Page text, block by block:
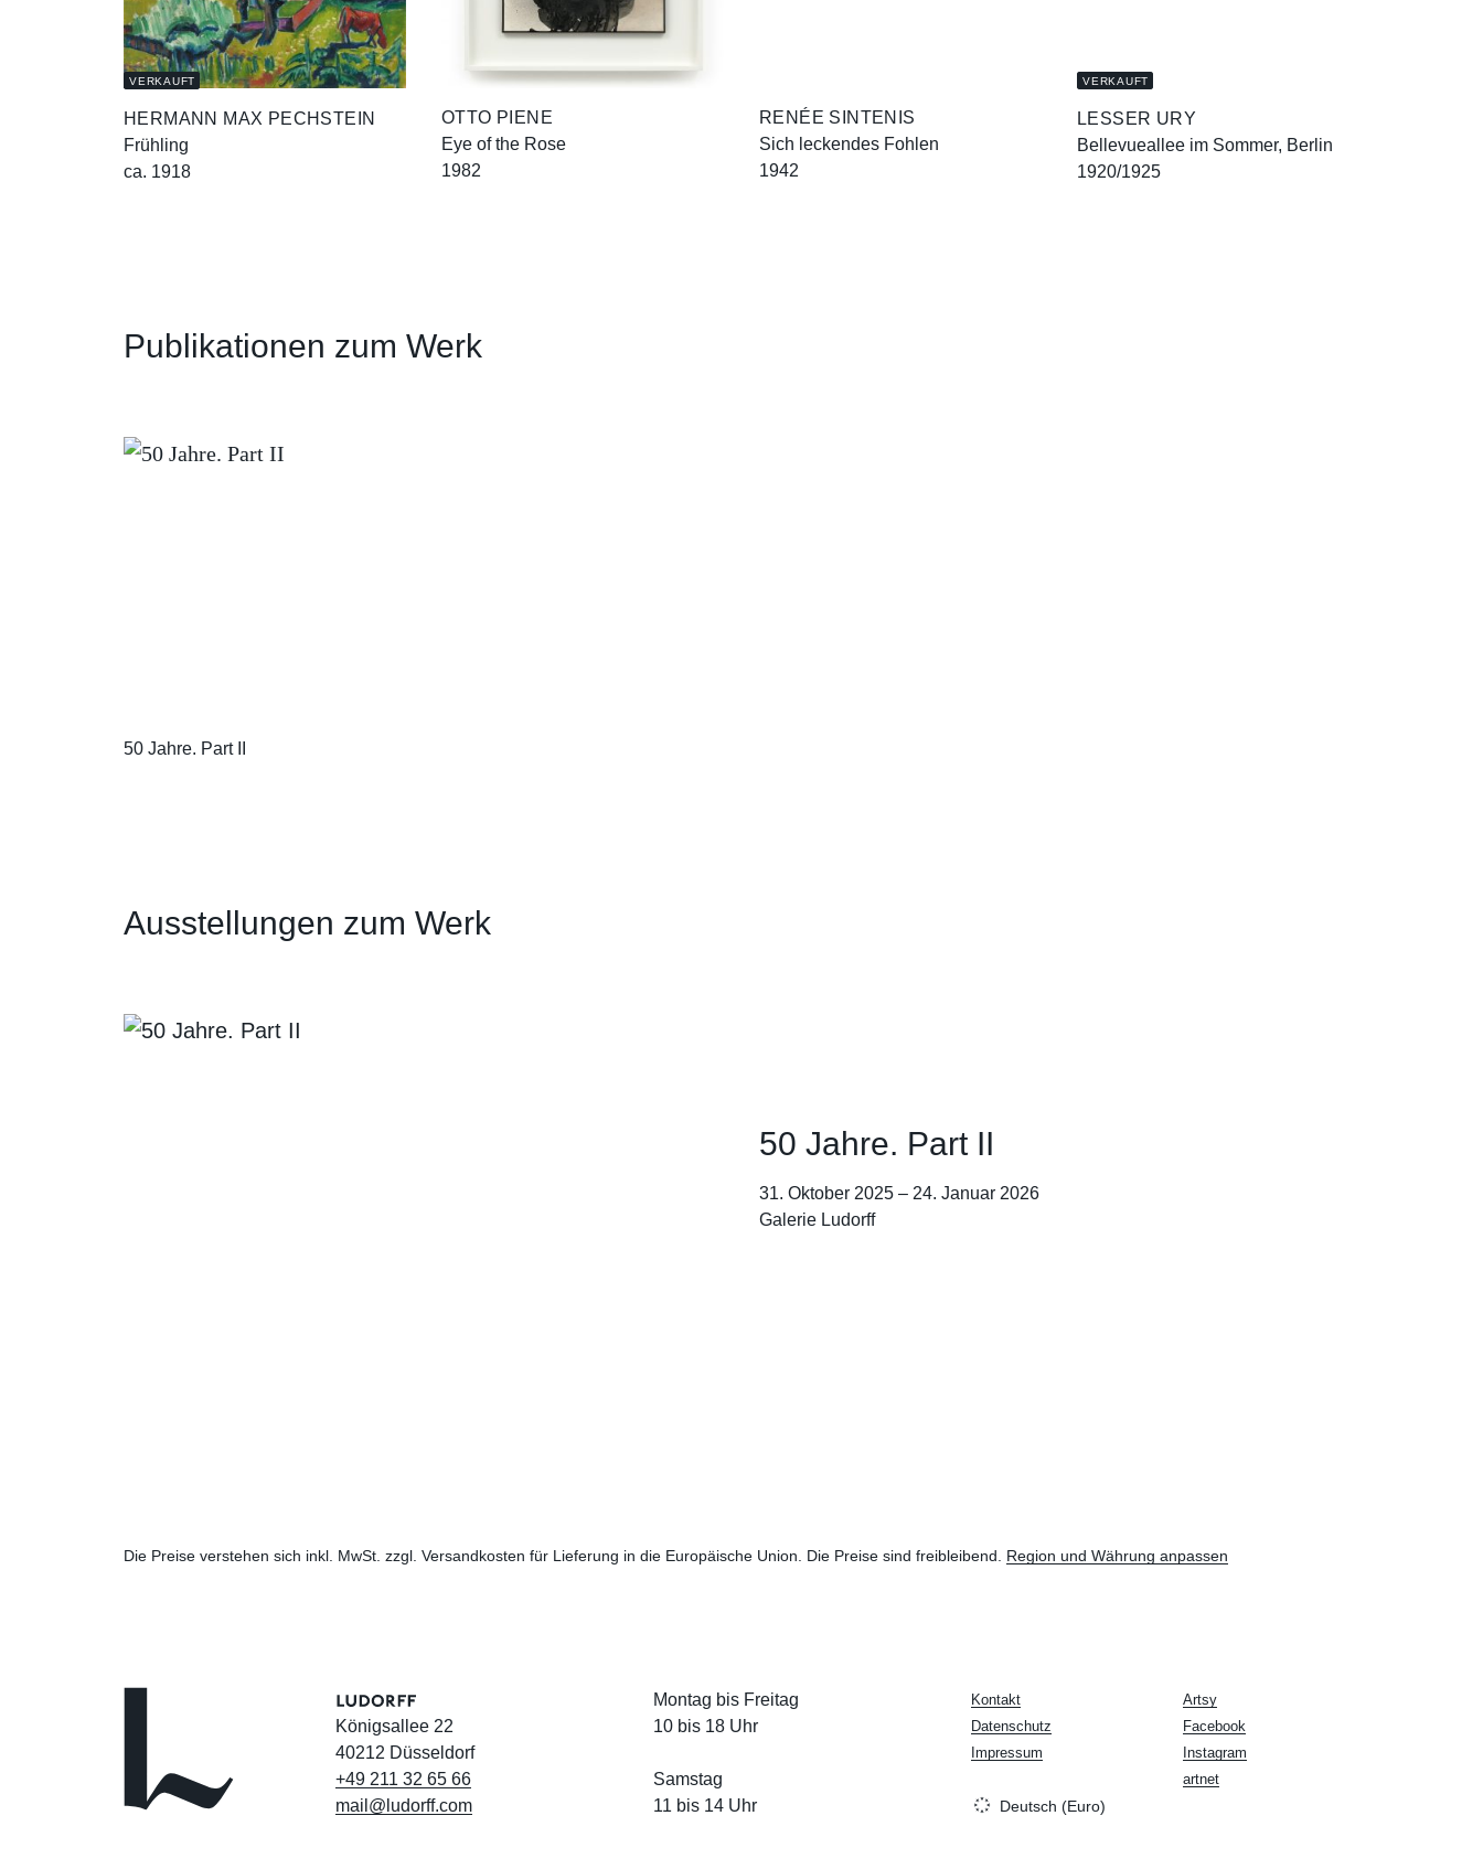
VERKAUFT
HERMANN MAX PECHSTEIN
Frühling
ca. 1918
OTTO PIENE
Eye of the Rose
1982
RENÉE SINTENIS
Sich leckendes Fohlen
1942
VERKAUFT
LESSER URY
Bellevueallee im Sommer, Berlin
1920/1925
Publikationen zum Werk
50 Jahre. Part II
Ausstellungen zum Werk
50 Jahre. Part II
31. Oktober 2025 – 24. Januar 2026
Galerie Ludorff
Die Preise verstehen sich inkl. MwSt. zzgl. Versandkosten für Lieferung in die Europäische Union. Die Preise sind freibleibend. Region und Währung anpassen
Königsallee 22
40212 Düsseldorf
+49 211 32 65 66
mail@ludorff.com
Montag bis Freitag
10 bis 18 Uhr
Samstag
11 bis 14 Uhr
Artsy
Facebook
Instagram
artnet
Kontakt
Datenschutz
Impressum
Deutsch (Euro)